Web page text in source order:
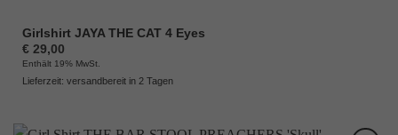
Girlshirt JAYA THE CAT 4 Eyes
€29,00
Enthält 19% MwSt.
Lieferzeit: versandbereit in 2 Tagen